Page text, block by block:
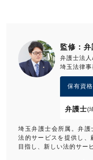
監修：
弁護士法
埼玉法律
保有資格
弁護士(
埼玉弁護士会所属。弁
法的サービスを提供し、
目指し、新しい法的サー